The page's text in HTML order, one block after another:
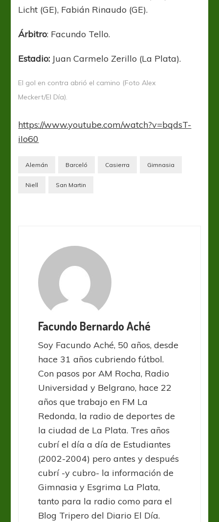
Licht (GE), Fabián Rinaudo (GE).
Árbitro: Facundo Tello.
Estadio: Juan Carmelo Zerillo (La Plata).
El gol en contra abrió el camino (Foto Alex
Meckert/El Día).
https://www.youtube.com/watch?v=bqdsT-
iIo60
Alemán Barceló Casierra Gimnasia
Niell San Martin
Facundo Bernardo Aché
Soy Facundo Aché, 50 años, desde
hace 31 años cubriendo fútbol.
Con pasos por AM Rocha, Radio
Universidad y Belgrano, hace 22
años que trabajo en FM La
Redonda, la radio de deportes de
la ciudad de La Plata. Tres años
cubrí el día a día de Estudiantes
(2002-2004) pero antes y después
cubrí -y cubro- la información de
Gimnasia y Esgrima La Plata,
tanto para la radio como para el
Blog Tripero del Diario El Día.